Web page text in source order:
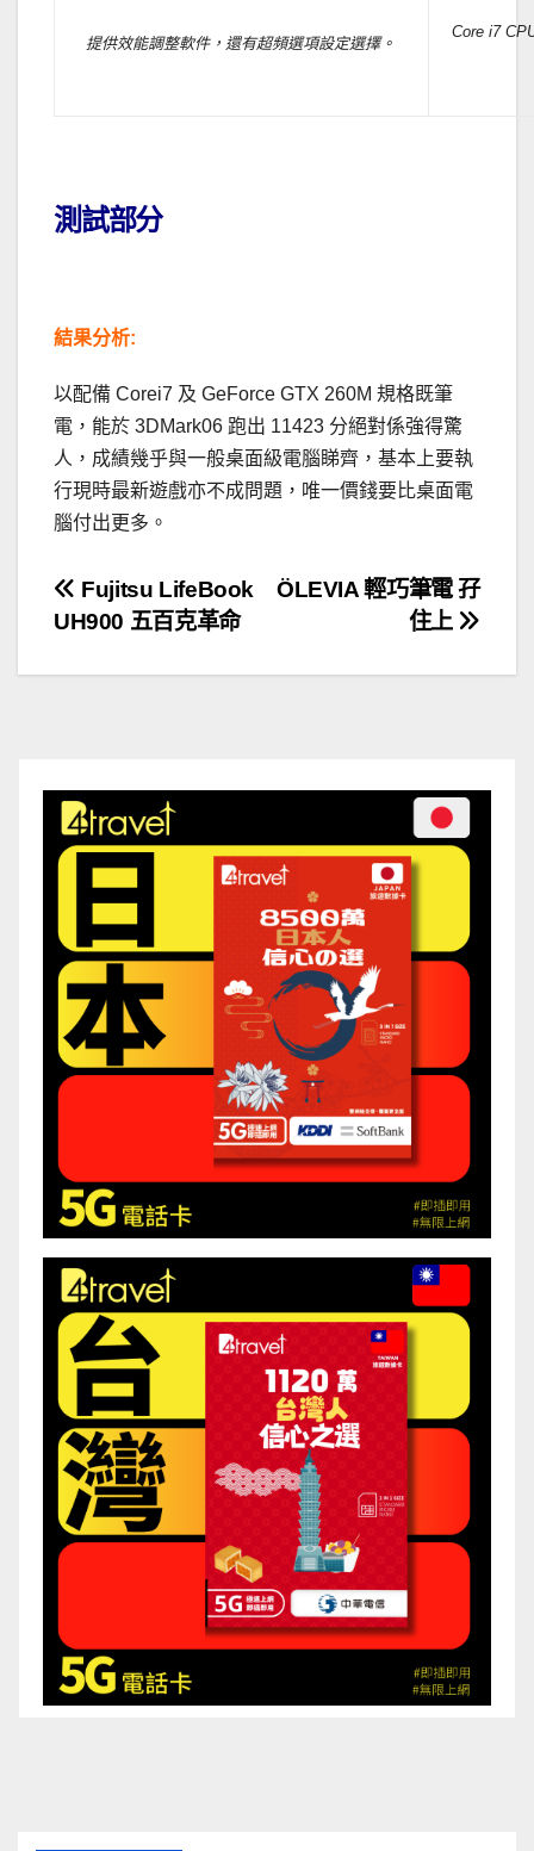
提供效能調整軟件，還有超頻選項設定選擇。
Core i7
測試部分
結果分析:
以配備 Corei7 及 GeForce GTX 260M 規格既筆
電，能於 3DMark06 跑出 11423 分絕對係強得驚
人，成績幾乎與一般桌面級電腦睇齊，基本上要執
行現時最新遊戲亦不成問題，唯一價錢要比桌面電
腦付出更多。
文
ÖLEVIA 輕巧筆電 孖
住上
Fujitsu LifeBook
UH900 五百克革命